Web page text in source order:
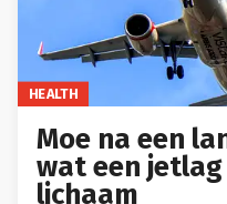
HEALTH
Moe na een
wat een
lichaam